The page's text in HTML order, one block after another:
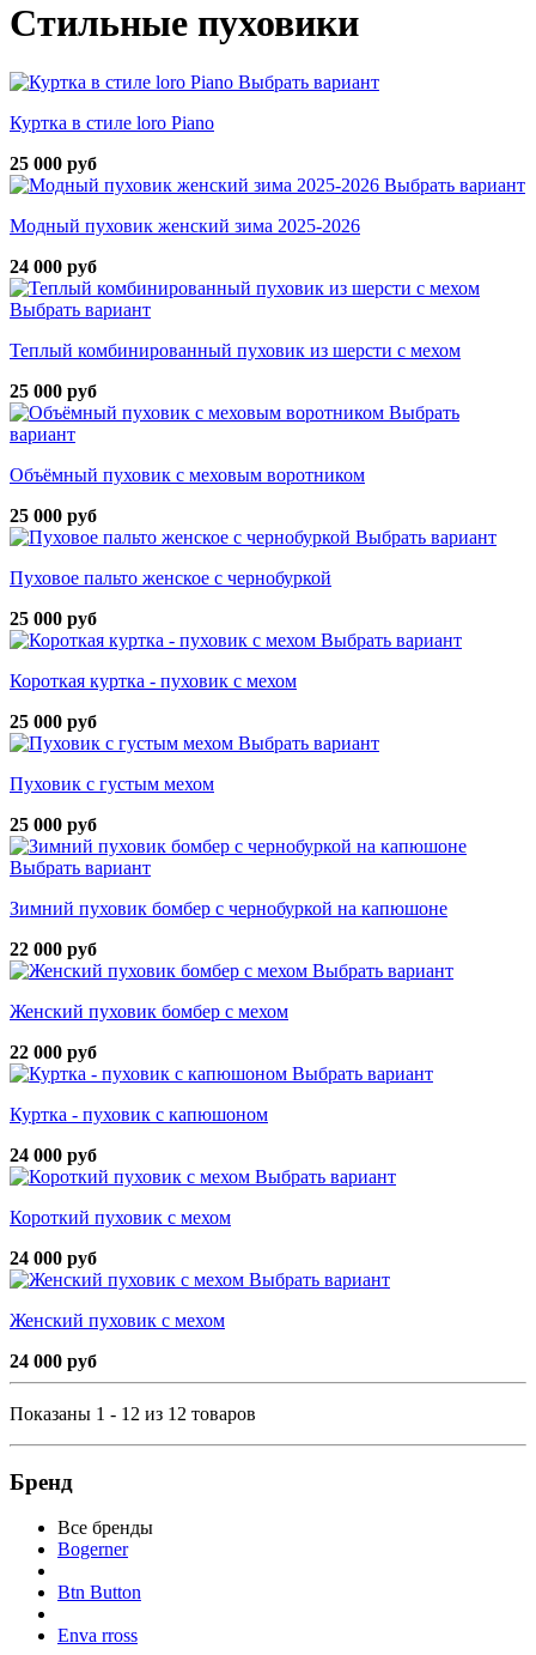
Стильные пуховики
Выбрать вариант
Куртка в стиле loro Piano
25 000 руб
Выбрать вариант
Модный пуховик женский зима 2025-2026
24 000 руб
Выбрать вариант
Теплый комбинированный пуховик из шерсти с мехом
25 000 руб
Выбрать
вариант
Объёмный пуховик с меховым воротником
25 000 руб
Выбрать вариант
Пуховое пальто женское с чернобуркой
25 000 руб
Выбрать вариант
Короткая куртка - пуховик с мехом
25 000 руб
Выбрать вариант
Пуховик с густым мехом
25 000 руб
Выбрать вариант
Зимний пуховик бомбер с чернобуркой на капюшоне
22 000 руб
Выбрать вариант
Женский пуховик бомбер с мехом
22 000 руб
Выбрать вариант
Куртка - пуховик с капюшоном
24 000 руб
Выбрать вариант
Короткий пуховик с мехом
24 000 руб
Выбрать вариант
Женский пуховик с мехом
24 000 руб
Показаны 1 - 12 из 12 товаров
Бренд
Все бренды
Bogerner
Btn Button
Enva rross